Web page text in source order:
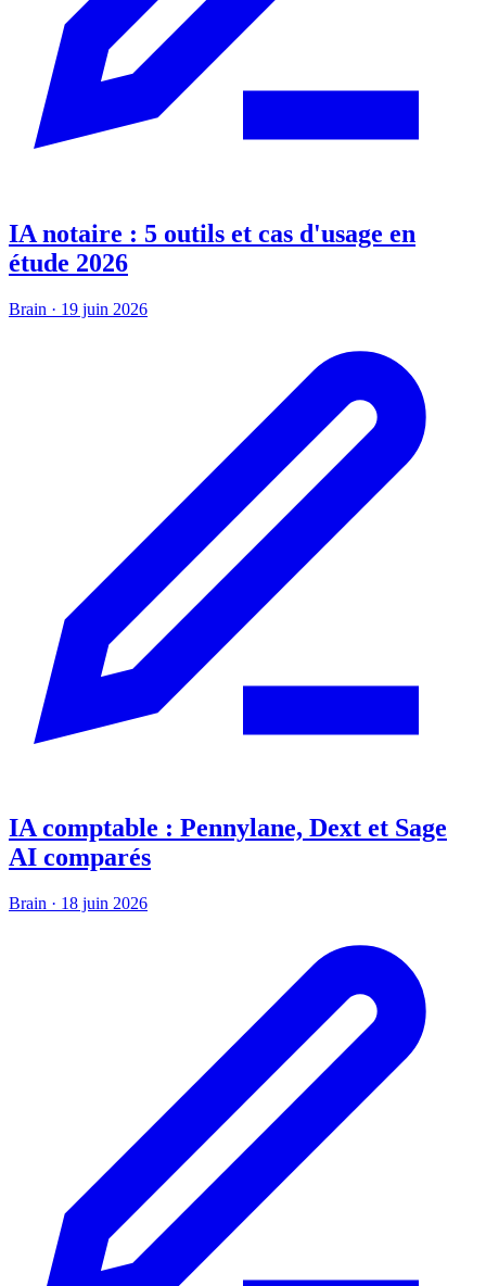
IA notaire : 5 outils et cas d'usage en
étude 2026
Brain · 19 juin 2026
IA comptable : Pennylane, Dext et Sage
AI comparés
Brain · 18 juin 2026